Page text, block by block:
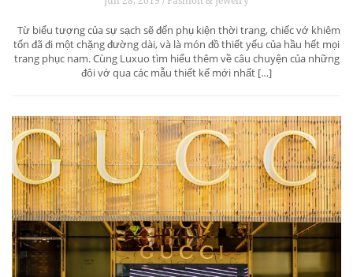
Từ biểu tượng của sự sạch sẽ đến phụ kiện thời trang, chiếc vớ khiêm
tốn đã đi một chặng đường dài, và là món đồ thiết yếu của hầu hết mọi
trang phục nam. Cùng Luxuo tìm hiểu thêm về câu chuyện của những
đôi vớ qua các mẫu thiết kế mới nhất […]